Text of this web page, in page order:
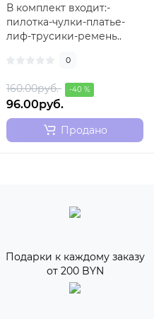
В комплект входит:-
пилотка-чулки-платье-
лиф-трусики-ремень..
0
160.00руб. -40 %
96.00руб.
Продано
Подарки к каждому заказу
от 200 BYN